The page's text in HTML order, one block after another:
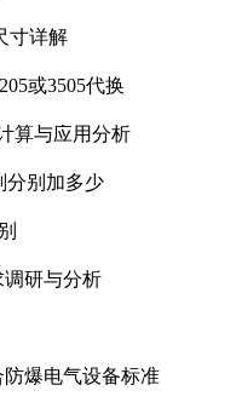
寸详解
或3505代换
算与应用分析
分别加多少
研与分析
爆电气设备标准